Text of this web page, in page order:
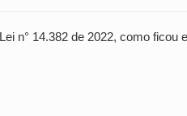
n° 14.382 de 2022, como